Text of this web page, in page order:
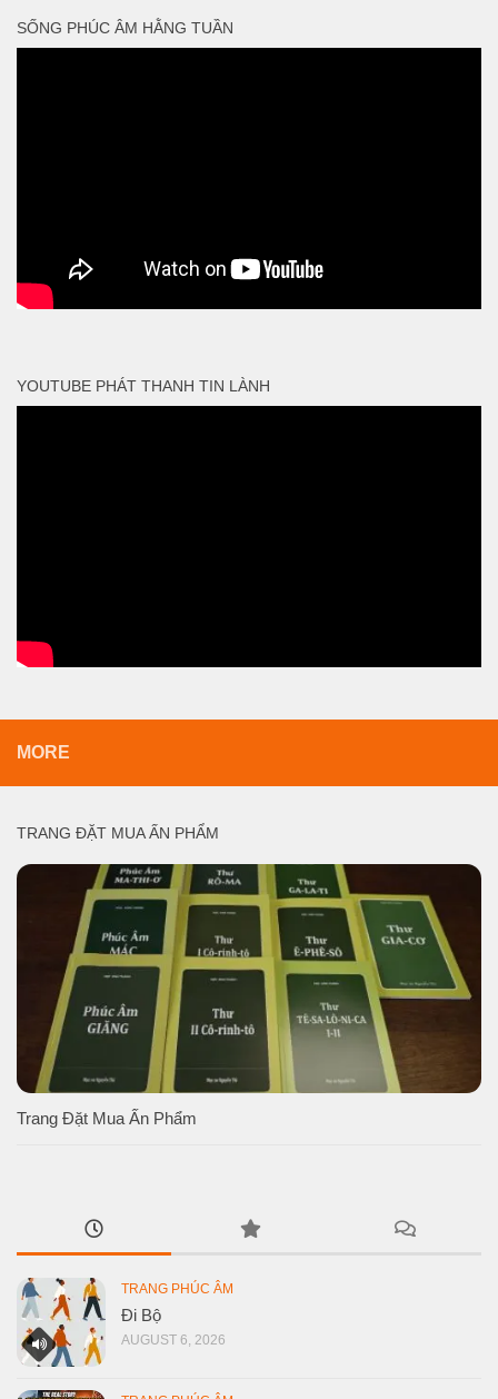
SỐNG PHÚC ÂM HẰNG TUẦN
YOUTUBE PHÁT THANH TIN LÀNH
MORE
TRANG ĐẶT MUA ẤN PHẨM
Trang Đặt Mua Ấn Phẩm
TRANG PHÚC ÂM
Đi Bộ
AUGUST 6, 2026